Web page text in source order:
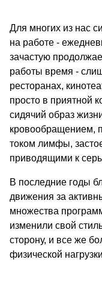
Для многих из нас
на работе -
зачастую
работы время -
ресторанах,
просто в приятной
сидячий образ
кровообращением,
током лимфы,
приводящими к
В последние годы
движения за
множества
изменили свой
сторону, и все же
физической